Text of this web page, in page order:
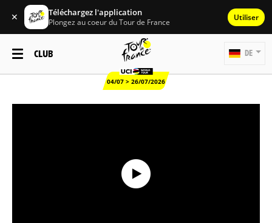
✕ Téléchargez l'application
Plongez au coeur du Tour de France Utiliser
CLUB
04/07 > 26/07/2026
DE